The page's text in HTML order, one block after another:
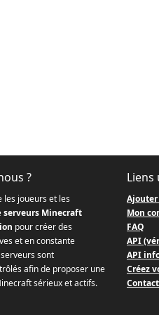
?
les joueurs et les
serveurs Minecraft
pour créer des
et en constante
sont
afin de proposer une
sérieux et actifs.
Liens
Mon
FAQ
API
API
Créez
Contact